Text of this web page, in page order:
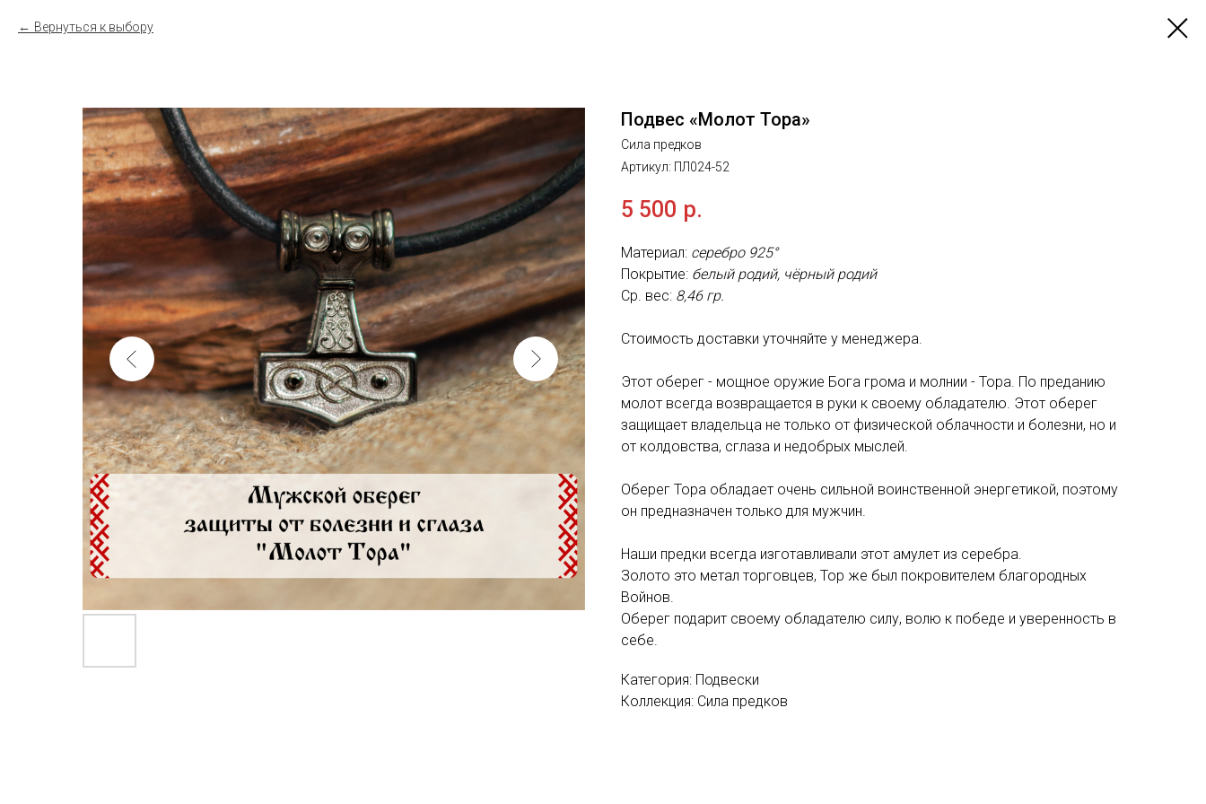
Вернуться к выбору
Подвес «Молот Тора»
Сила предков
Артикул: ПЛ024-52
5 500 р.
Материал: серебро 925°
Покрытие: белый родий, чёрный родий
Ср. вес: 8,46 гр.
Стоимость доставки уточняйте у менеджера.
Этот оберег - мощное оружие Бога грома и молнии - Тора. По преданию
молот всегда возвращается в руки к своему обладателю. Этот оберег
защищает владельца не только от физической облачности и болезни, но и
от колдовства, сглаза и недобрых мыслей.
Оберег Тора обладает очень сильной воинственной энергетикой, поэтому
он предназначен только для мужчин.
Наши предки всегда изготавливали этот амулет из серебра.
Золото это метал торговцев, Тор же был покровителем благородных
Войнов.
Оберег подарит своему обладателю силу, волю к победе и уверенность в
себе.
Категория: Подвески
Коллекция: Сила предков